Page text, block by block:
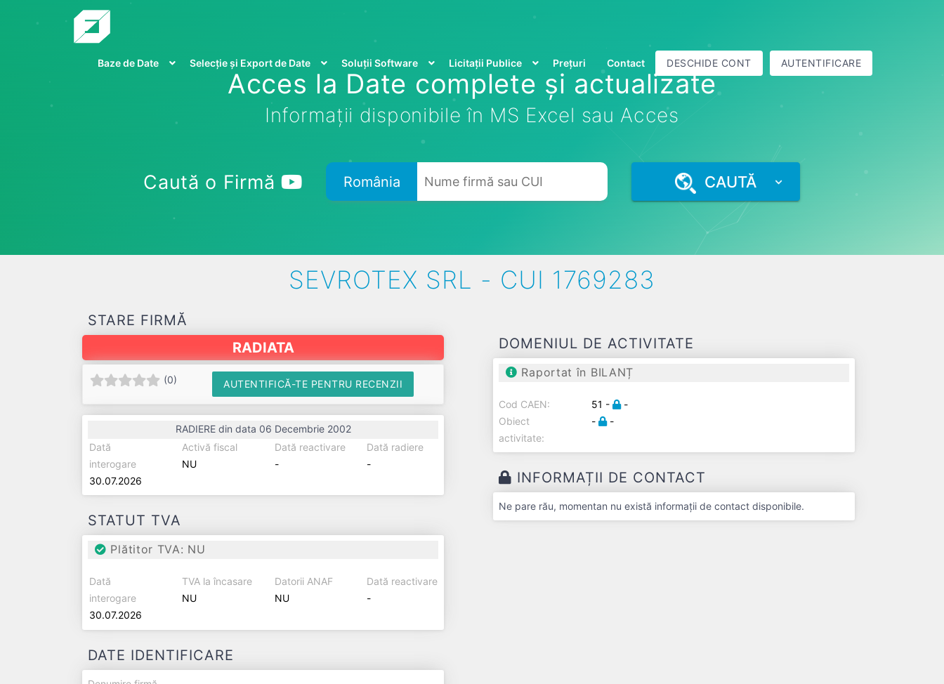
Baze de Date Selecție și Export de Date Soluții Software Licitații Publice Prețuri Contact DESCHIDE CONT AUTENTIFICARE
Acces la Date complete și actualizate
Informații disponibile în MS Excel sau Acces
Caută o Firmă România CAUTĂ
SEVROTEX SRL - CUI 1769283
STARE FIRMĂ
RADIATA
(0) AUTENTIFICĂ-TE PENTRU RECENZII
RADIERE din data 06 Decembrie 2002
Dată
interogare
30.07.2026
Activă fiscal
NU
Dată reactivare
-
Dată radiere
-
STATUT TVA
Plătitor TVA: NU
Dată
interogare
30.07.2026
TVA la încasare
NU
Datorii ANAF
NU
Dată reactivare
-
DATE IDENTIFICARE
DOMENIUL DE ACTIVITATE
Raportat în BILANȚ
Cod CAEN: 51 -
-
Obiect
activitate:
- -
INFORMAȚII DE CONTACT
Ne pare rău, momentan nu există informații de contact disponibile.